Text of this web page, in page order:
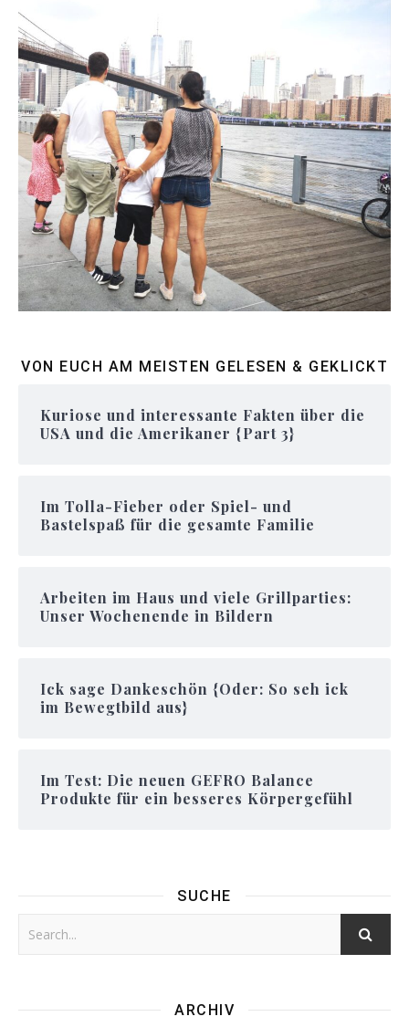
VON EUCH AM MEISTEN GELESEN & GEKLICKT
Kuriose und interessante Fakten über die
USA und die Amerikaner {Part 3}
Im Tolla-Fieber oder Spiel- und
Bastelspaß für die gesamte Familie
Arbeiten im Haus und viele Grillparties:
Unser Wochenende in Bildern
Ick sage Dankeschön {Oder: So seh ick
im Bewegtbild aus}
Im Test: Die neuen GEFRO Balance
Produkte für ein besseres Körpergefühl
SUCHE
ARCHIV